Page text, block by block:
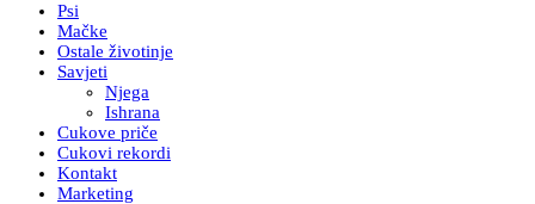
Psi
Mačke
Ostale životinje
Savjeti
Njega
Ishrana
Cukove priče
Cukovi rekordi
Kontakt
Marketing